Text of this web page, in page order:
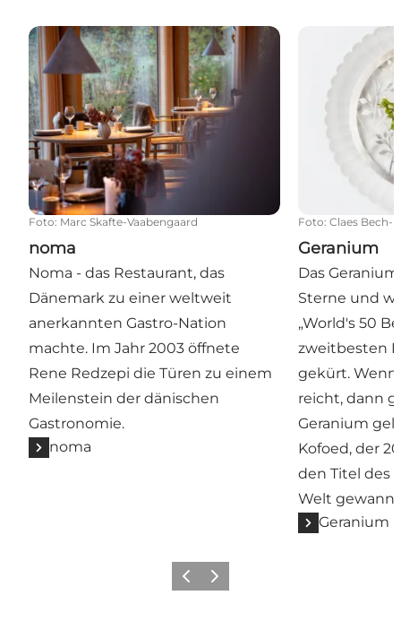
noma
Foto: Marc Skafte-Vaabengaard
noma
Noma - das Restaurant, das
Dänemark zu einer weltweit
anerkannten Gastro-Nation
machte. Im Jahr 2003 öffnete
Rene Redzepi die Türen zu einem
Meilenstein der dänischen
Gastronomie.
noma
Geranium
Foto: Claes Bech-
Geranium
Das
Sterne und
„World's 50
zweitbesten
gekürt. Wenn
reicht, dann
Geranium
Kofoed, der
den Titel des
Welt gewann.
Geranium
ZurückWeiter